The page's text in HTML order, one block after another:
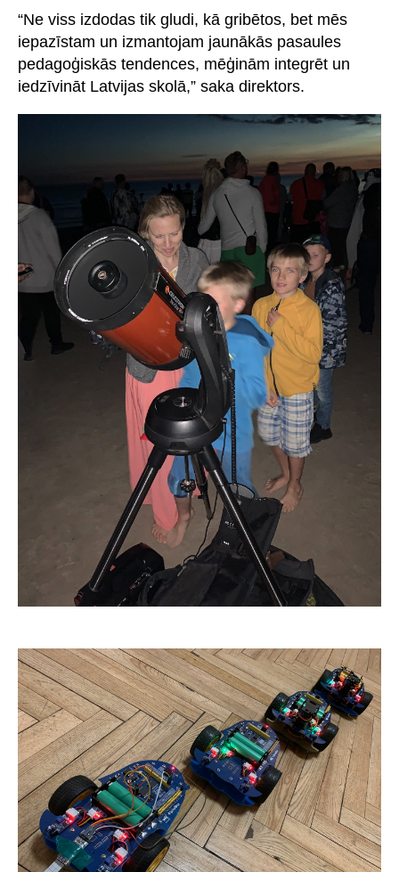
“Ne viss izdodas tik gludi, kā gribētos, bet mēs
iepazīstam un izmantojam jaunākās pasaules
pedagoģiskās tendences, mēģinām integrēt un
iedzīvināt Latvijas skolā,” saka direktors.